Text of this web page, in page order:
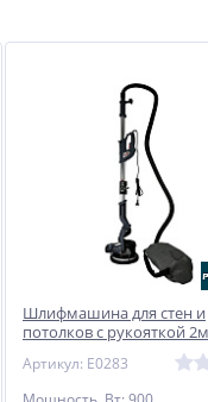
Шлифмашина для стен и
потолков с рукояткой 2м
PROFIPOWER ШМБ-900
Артикул: E0283